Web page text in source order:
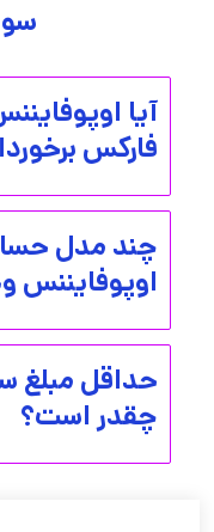
آیا
فارکس
چند مدل
اوپوفایننس
حداقل مبلغ
چقدر است؟